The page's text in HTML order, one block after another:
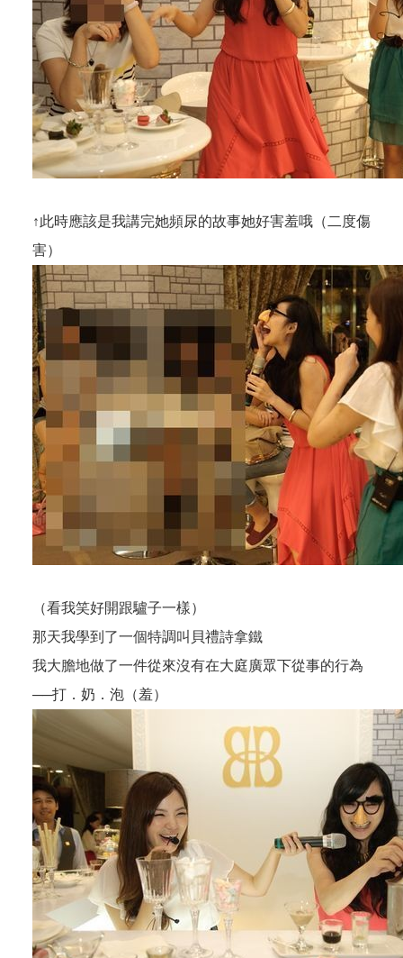
↑此時應該是我講完她頻尿的故事她好害羞哦（二度傷
害）
（看我笑好開跟驢子一樣）
那天我學到了一個特調叫貝禮詩拿鐵
我大膽地做了一件從來沒有在大庭廣眾下從事的行為
──打．奶．泡（羞）